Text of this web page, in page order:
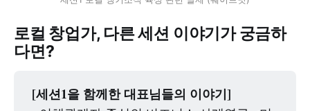
로컬 창업가, 다른 세션 이야기가 궁금하
다면?
[세션1을 함께한 대표님들의 이야기]